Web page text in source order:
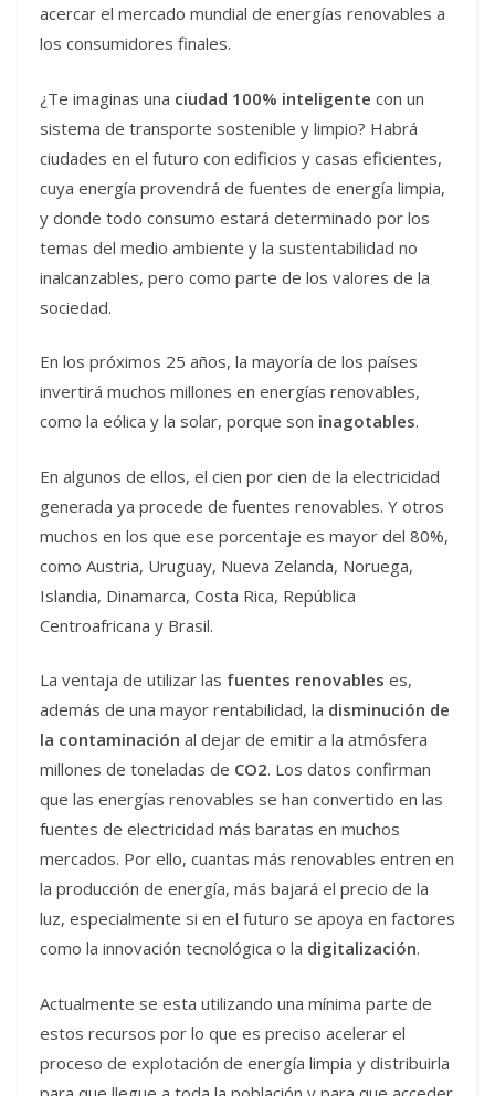
acercar el mercado mundial de energías renovables a
los consumidores finales.
¿Te imaginas una ciudad 100% inteligente con un
sistema de transporte sostenible y limpio? Habrá
ciudades en el futuro con edificios y casas eficientes,
cuya energía provendrá de fuentes de energía limpia,
y donde todo consumo estará determinado por los
temas del medio ambiente y la sustentabilidad no
inalcanzables, pero como parte de los valores de la
sociedad.
En los próximos 25 años, la mayoría de los países
invertirá muchos millones en energías renovables,
como la eólica y la solar, porque son inagotables.
En algunos de ellos, el cien por cien de la electricidad
generada ya procede de fuentes renovables. Y otros
muchos en los que ese porcentaje es mayor del 80%,
como Austria, Uruguay, Nueva Zelanda, Noruega,
Islandia, Dinamarca, Costa Rica, República
Centroafricana y Brasil.
La ventaja de utilizar las fuentes renovables es,
además de una mayor rentabilidad, la disminución de
la contaminación al dejar de emitir a la atmósfera
millones de toneladas de CO2. Los datos confirman
que las energías renovables se han convertido en las
fuentes de electricidad más baratas en muchos
mercados. Por ello, cuantas más renovables entren en
la producción de energía, más bajará el precio de la
luz, especialmente si en el futuro se apoya en factores
como la innovación tecnológica o la digitalización.
Actualmente se esta utilizando una mínima parte de
estos recursos por lo que es preciso acelerar el
proceso de explotación de energía limpia y distribuirla